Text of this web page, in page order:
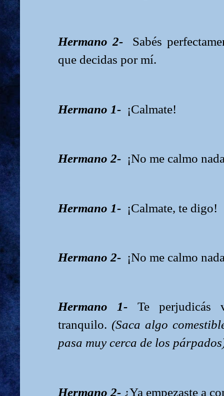
Hermano 2-
Sabés
que decidas por mí.
Hermano 1- ¡Calmate!
Hermano 2- ¡No me calmo
Hermano 1- ¡Calmate, te digo!
Hermano 2- ¡No me calmo
Hermano 1- Te perjudicás
tranquilo. (Saca algo
pasa muy cerca de los
Hermano 2- ¿Ya empezaste a